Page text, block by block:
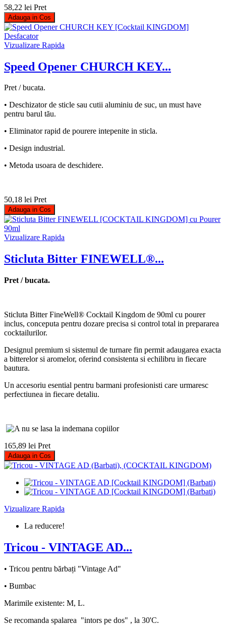
58,22 lei Pret
Adauga in Cos
Vizualizare Rapida
Speed Opener CHURCH KEY...
Pret / bucata.
• Deschizator de sticle sau cutii aluminiu de suc, un must have
pentru barul tău.
• Eliminator rapid de pourere intepenite in sticla.
• Design industrial.
• Metoda usoara de deschidere.
50,18 lei Pret
Adauga in Cos
Vizualizare Rapida
Sticluta Bitter FINEWELL®...
Pret / bucata.
Sticluta Bitter FineWell® Cocktail Kingdom de 90ml cu pourer
inclus, conceputa pentru dozare precisa si control total in prepararea
cocktailurilor.
Designul premium si sistemul de turnare fin permit adaugarea exacta
a bitterelor si aromelor, oferind consistenta si echilibru in fiecare
bautura.
Un accesoriu esential pentru barmani profesionisti care urmaresc
perfectiunea in fiecare detaliu.
165,89 lei Pret
Adauga in Cos
Vizualizare Rapida
La reducere!
Tricou - VINTAGE AD...
• Tricou pentru bărbați "Vintage Ad"
• Bumbac
Marimile existente: M, L.
Se recomanda spalarea "intors pe dos" , la 30'C.